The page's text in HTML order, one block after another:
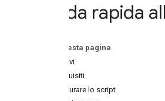
Guida rapida
Su questa pagina
Obiettivi
Prerequisiti
Configurare lo script